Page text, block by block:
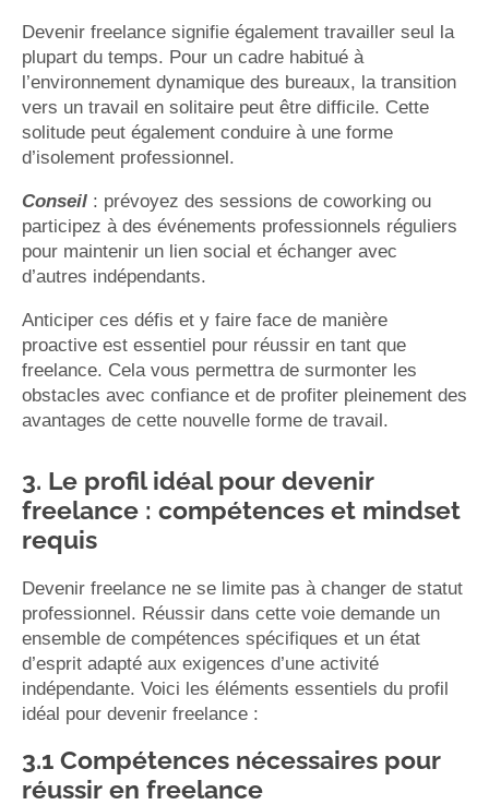
Devenir freelance signifie également travailler seul la
plupart du temps. Pour un cadre habitué à
l’environnement dynamique des bureaux, la transition
vers un travail en solitaire peut être difficile. Cette
solitude peut également conduire à une forme
d’isolement professionnel.
Conseil : prévoyez des sessions de coworking ou
participez à des événements professionnels réguliers
pour maintenir un lien social et échanger avec
d’autres indépendants.
Anticiper ces défis et y faire face de manière
proactive est essentiel pour réussir en tant que
freelance. Cela vous permettra de surmonter les
obstacles avec confiance et de profiter pleinement des
avantages de cette nouvelle forme de travail.
3. Le profil idéal pour devenir
freelance : compétences et mindset
requis
Devenir freelance ne se limite pas à changer de statut
professionnel. Réussir dans cette voie demande un
ensemble de compétences spécifiques et un état
d’esprit adapté aux exigences d’une activité
indépendante. Voici les éléments essentiels du profil
idéal pour devenir freelance :
3.1 Compétences nécessaires pour
réussir en freelance